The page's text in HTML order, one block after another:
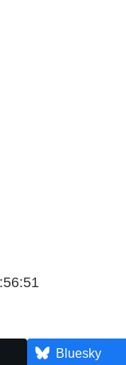
Bluesky